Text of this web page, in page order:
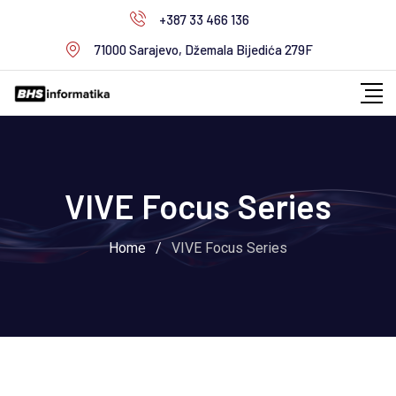
+387 33 466 136
71000 Sarajevo, Džemala Bijedića 279F
VIVE Focus Series
Home / VIVE Focus Series